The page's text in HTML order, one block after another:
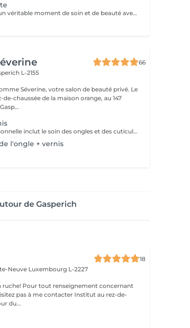
Offrez à vos mains un véritable moment de soin et de beauté avec notre manucure complète associée à un soin nourrissant. Chaque prestation est pensée pour allier esthétique et bien-être, en prenant soin de la santé de vos ongles. - Matériel stérile, à usage unique. - Manucure complète avec limage, travail des cuticules avec précision, polissage et mise en beauté de l'ongle. - Soin nourrissant : Hydratation intense et massage des mains pour une peau douce et sublimée. ATTENTION ! Il n'y a pas d'application de vernis.
66
L-2155
Séverine, votre salon de beauté privé. Le
de-chaussée de la maison orange, au 147
La manucure traditionnelle inclut le soin des ongles et des cuticules, suivi de la pose d'un vernis longue tenue enrichi en vitamines. Ce vernis renforce vos ongles tout en leur offrant une couleur éclatante et durable.
l'ongle + vernis
de Gasperich
18
Neuve Luxembourg L-2227
ruche! Pour tout renseignement concernant
à me contacter Institut au rez-de-
du...